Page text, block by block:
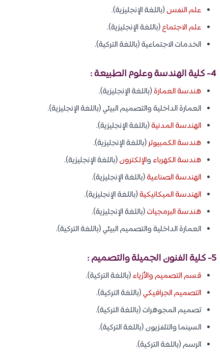
علم النفس(باللغة الإنجليزية).
علم الاجتماع(باللغة الإنجليزية).
الخدمات الاجتماعية (باللغة التركية).
4- كلية الهندسة وعلوم الطبيعة :
هندسة العمارة(باللغة الإنجليزية).
العمارة الداخلية والتصميم البيئي (باللغة الإنجليزية).
الهندسة المدنية(باللغة الإنجليزية).
هندسة الكمبيوتر(باللغة الإنجليزية).
هندسة الكهرباء والإلكترون(باللغة الإنجليزية).
الهندسة الصناعية(باللغة الإنجليزية).
الهندسة الميكانيكية(باللغة الإنجليزية).
هندسة البرمجيات(باللغة الإنجليزية).
العمارة الداخلية والتصميم البيئي (باللغة التركية).
5- كلية الفنون الجميلة والتصميم :
قسم التصميم والأزياء (باللغة التركية).
التصميم الجرافيكي(باللغة التركية).
تصميم المجوهرات (باللغة التركية).
السينما والتلفزيون (باللغة التركية).
الرسم (باللغة التركية).